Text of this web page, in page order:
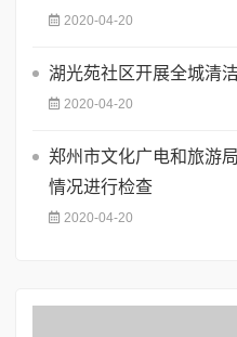
2020-04-20
湖光苑社区开展全城清
2020-04-20
郑州市文化广电和旅游
情况进行检查
2020-04-20